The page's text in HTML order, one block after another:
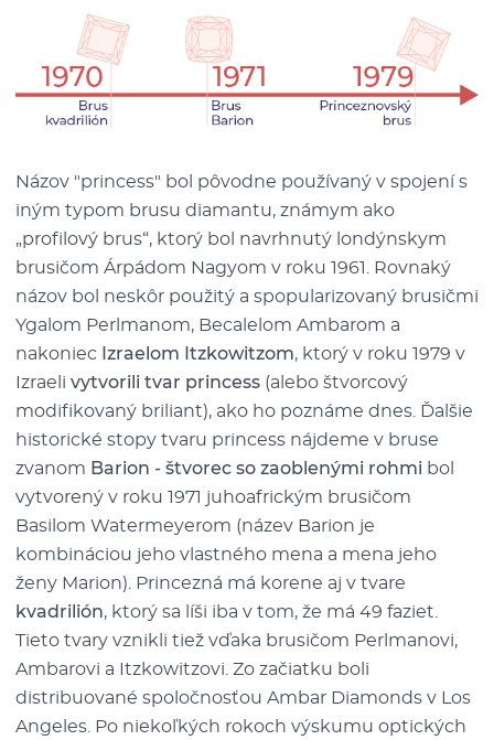
Názov "princess" bol pôvodne používaný v spojení s
iným typom brusu diamantu, známym ako
„profilový brus“, ktorý bol navrhnutý londýnskym
brusičom Árpádom Nagyom v roku 1961. Rovnaký
názov bol neskôr použitý a spopularizovaný brusičmi
Ygalom Perlmanom, Becalelom Ambarom a
nakoniec Izraelom Itzkowitzom, ktorý v roku 1979 v
Izraeli vytvorili tvar princess (alebo štvorcový
modifikovaný briliant), ako ho poznáme dnes. Ďalšie
historické stopy tvaru princess nájdeme v bruse
zvanom Barion - štvorec so zaoblenými rohmi bol
vytvorený v roku 1971 juhoafrickým brusičom
Basilom Watermeyerom (název Barion je
kombináciou jeho vlastného mena a mena jeho
ženy Marion). Princezná má korene aj v tvare
kvadrilión, ktorý sa líši iba v tom, že má 49 faziet.
Tieto tvary vznikli tiež vďaka brusičom Perlmanovi,
Ambarovi a Itzkowitzovi. Zo začiatku boli
distribuované spoločnosťou Ambar Diamonds v Los
Angeles. Po niekoľkých rokoch výskumu optických